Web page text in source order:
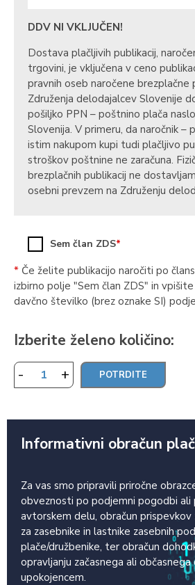
DDV NI VKLJUČEN!
Dostava plačljivih publikacij,
trgovini, je vključena v ceno
pravnih oseb naročene brezplačne
Združenja delodajalcev Slovenije
pošiljko PPN – poštnino plača
Slovenija. V primeru, da naročnik –
istim nakupom kupi tudi plačljivo
stroškov poštnine ne zaračuna.
brezplačnih publikacij ne
osebni prevzem na Združenju
Sem član ZDS*
* Če želite publikacijo naročiti po
izbirno polje "Sem član ZDS" in
davčno številko (brez oznake SI)
Izberite želeno količino:
- +
Informativni obračun plač
Za vas smo pripravili priročne
obveznosti po podjemni pogodbi ali
avtorskem delu, obračun
za zasebnike in lastnike zasebnih
plače/družbenike, ter obračun
opravljanju začasnega ali občasnega
upokojencem.